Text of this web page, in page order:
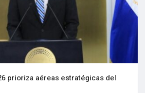
prioriza aéreas estratégicas del